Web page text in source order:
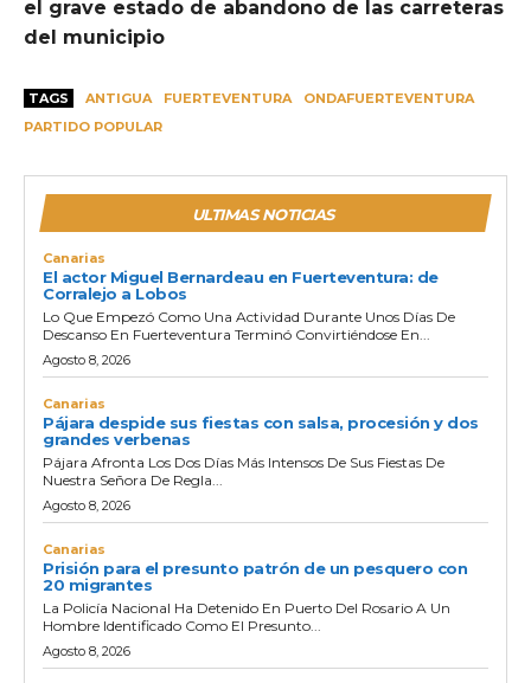
el grave estado de abandono de las carreteras
del municipio
TAGS ANTIGUA FUERTEVENTURA
ONDAFUERTEVENTURA
PARTIDO POPULAR
ULTIMAS NOTICIAS
Canarias
El actor Miguel Bernardeau en Fuerteventura: de
Corralejo a Lobos
Lo Que Empezó Como Una Actividad Durante Unos Días De
Descanso En Fuerteventura Terminó Convirtiéndose En...
Agosto 8, 2026
Canarias
Pájara despide sus fiestas con salsa, procesión y dos
grandes verbenas
Pájara Afronta Los Dos Días Más Intensos De Sus Fiestas De
Nuestra Señora De Regla...
Agosto 8, 2026
Canarias
Prisión para el presunto patrón de un pesquero con
20 migrantes
La Policía Nacional Ha Detenido En Puerto Del Rosario A Un
Hombre Identificado Como El Presunto...
Agosto 8, 2026